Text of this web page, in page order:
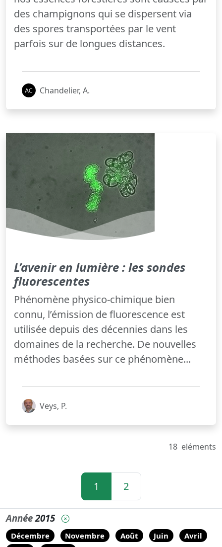
des champignons qui se dispersent via
des spores transportées par le vent
parfois sur de longues distances.
Chandelier, A.
L’avenir en lumière : les sondes
fluorescentes
Phénomène physico-chimique bien
connu, l’émission de fluorescence est
utilisée depuis des décennies dans les
domaines de la recherche. De nouvelles
méthodes basées sur ce phénomène...
Veys, P.
18 eléments
1 2
Année2015
Décembre Novembre Août Juin
Avril